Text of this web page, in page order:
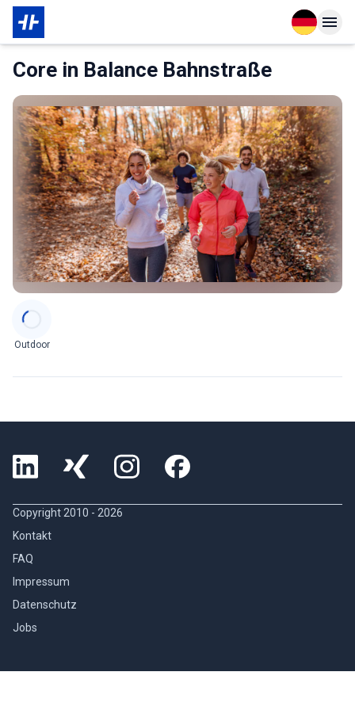
OpenOpen
Das Wichtigste zur Mitgliedschaft
Core in Balance Bahnstraße
Categories
Outdoor
Copyright 2010 - 2026
Kontakt
FAQ
Impressum
Datenschutz
Jobs